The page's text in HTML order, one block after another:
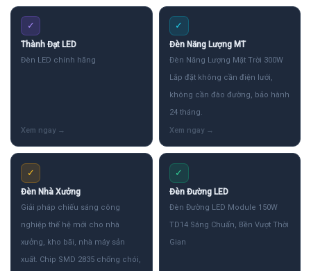
✓
Thành Đạt LED
Đèn LED chính hãng
✓
Đèn Năng Lượng MT
Đèn Năng Lượng Mặt Trời 300W
Lắp đặt không cần điện lưới,
không cần đào đường, bảo hành
24 tháng.
✓
Đèn Nhà Xưởng
Giải pháp chiếu sáng công
nghiệp thế hệ mới cho nhà
xưởng, kho bãi, nhà máy sản
xuất. Chip SMD 2835 chống chói,
✓
Đèn Đường LED
Đèn Đường LED Module 150W
TD14 Sáng Chuẩn, Bền Vượt Thời
Gian